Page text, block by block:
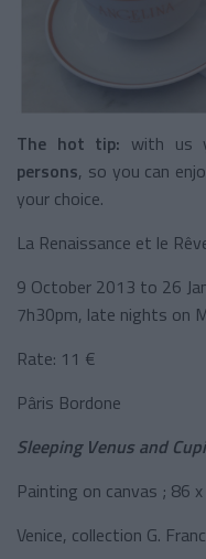
The hot tip: with us
persons, so you can
your choice.
La Renaissance et le
9 October 2013 to 26
7h30pm, late nights on
Rate: 11 €
Pâris Bordone
Sleeping Venus and
Painting on canvas ; 86
Venice, collection G.